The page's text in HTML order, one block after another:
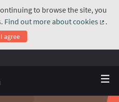
to browse the site, you
Find out more about cookies
.
I agree